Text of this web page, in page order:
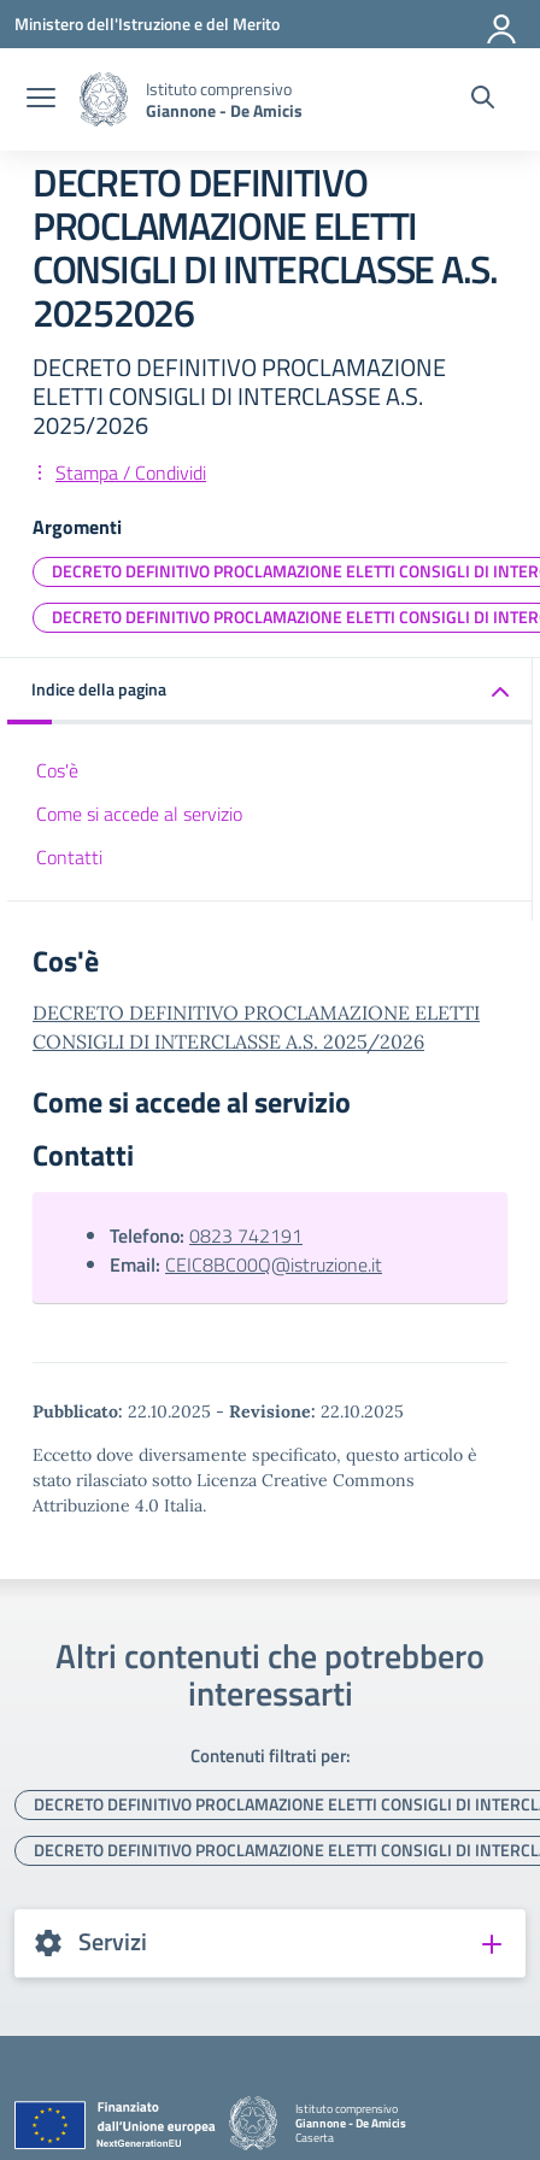
Vai ai contenuti
Vai al menu di navigazione
Vai al footer
Ministero dell'Istruzione e del Merito
Istituto comprensivo
Giannone - De Amicis
DECRETO DEFINITIVO
PROCLAMAZIONE ELETTI
CONSIGLI DI INTERCLASSE A.S.
20252026
DECRETO DEFINITIVO PROCLAMAZIONE
ELETTI CONSIGLI DI INTERCLASSE A.S.
2025/2026
Stampa / Condividi
Argomenti
DECRETO DEFINITIVO PROCLAMAZIONE ELETTI CONSIGLI DI
DECRETO DEFINITIVO PROCLAMAZIONE ELETTI CONSIGLI DI
Indice della pagina
Cos'è
Come si accede al servizio
Contatti
Cos'è
DECRETO DEFINITIVO PROCLAMAZIONE ELETTI
CONSIGLI DI INTERCLASSE A.S. 2025/2026
Come si accede al servizio
Contatti
Telefono: 0823 742191
Email: CEIC8BC00Q@istruzione.it
Pubblicato: 22.10.2025 - Revisione: 22.10.2025
Eccetto dove diversamente specificato, questo articolo è
stato rilasciato sotto Licenza Creative Commons
Attribuzione 4.0 Italia.
Altri contenuti che potrebbero
interessarti
Contenuti filtrati per:
DECRETO DEFINITIVO PROCLAMAZIONE ELETTI CONSIGLI DI
DECRETO DEFINITIVO PROCLAMAZIONE ELETTI CONSIGLI DI
Servizi
Istituto comprensivo
Giannone - De Amicis
Caserta